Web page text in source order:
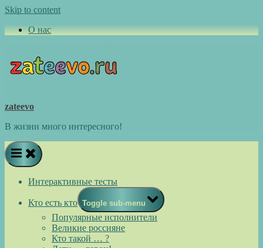
Skip to content
О нас
zateevo
В жизни много интересного!
Интерактивные тесты
Кто есть кто Toggle sub-menu
Популярные исполнители
Великие россияне
Кто такой … ?